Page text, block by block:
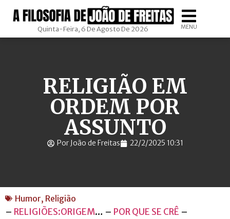
Quinta-Feira, 6 De Agosto De 2026 MENU
RELIGIÃO EM
ORDEM POR
ASSUNTO
Por João de Freitas 22/2/2025 10:31
Humor, Religião
– RELIGIÕES:ORIGEM… – POR QUE SE CRÊ –